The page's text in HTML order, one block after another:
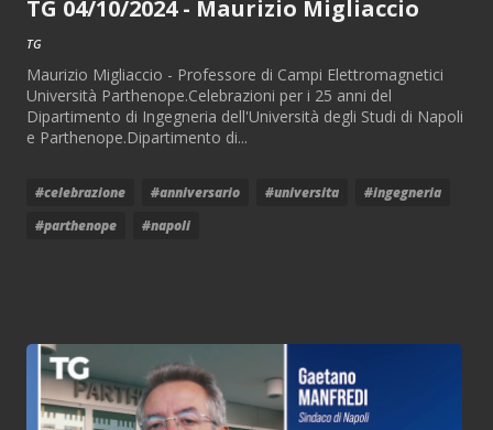
TG 04/10/2024 - Maurizio Migliaccio
TG
Maurizio Migliaccio - Professore di Campi Elettromagnetici
Università Parthenope.Celebrazioni per i 25 anni del
Dipartimento di Ingegneria dell'Università degli Studi di Napoli
e Parthenope.Dipartimento di...
#celebrazione #anniversario #universita
#ingegneria
#parthenope
#napoli